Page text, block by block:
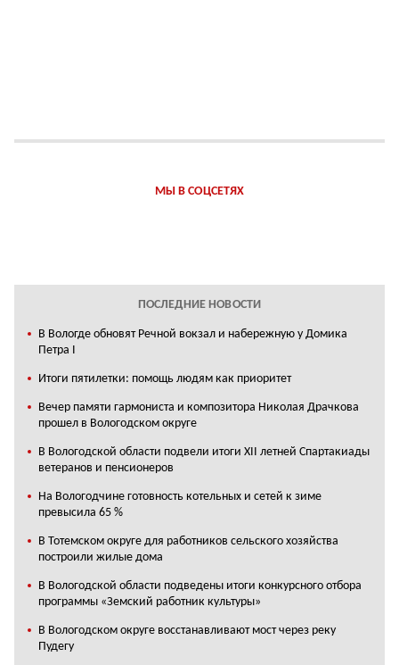
МЫ В СОЦСЕТЯХ
ПОСЛЕДНИЕ НОВОСТИ
В Вологде обновят Речной вокзал и набережную у Домика
Петра I
Итоги пятилетки: помощь людям как приоритет
Вечер памяти гармониста и композитора Николая Драчкова
прошел в Вологодском округе
В Вологодской области подвели итоги XII летней Спартакиады
ветеранов и пенсионеров
На Вологодчине готовность котельных и сетей к зиме
превысила 65 %
В Тотемском округе для работников сельского хозяйства
построили жилые дома
В Вологодской области подведены итоги конкурсного отбора
программы «Земский работник культуры»
В Вологодском округе восстанавливают мост через реку
Пудегу